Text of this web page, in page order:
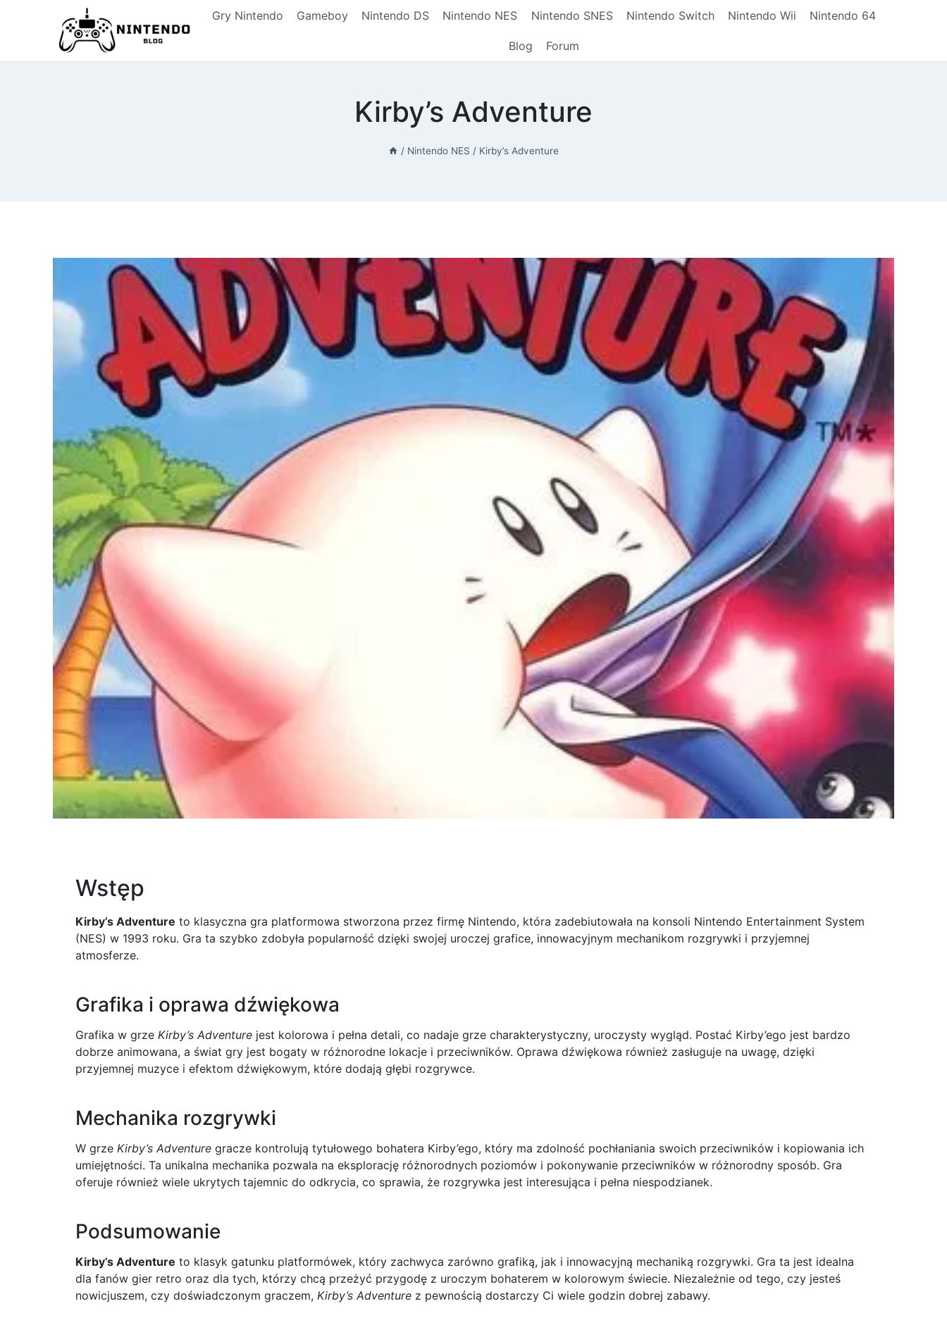
Gry Nintendo Gameboy Nintendo DS Nintendo NES Nintendo SNES Nintendo Switch Nintendo Wii Nintendo 64
Blog Forum
Kirby’s Adventure
/ Nintendo NES / Kirby’s Adventure
Wstęp
Kirby’s Adventure to klasyczna gra platformowa stworzona przez firmę Nintendo, która zadebiutowała na konsoli Nintendo Entertainment System
(NES) w 1993 roku. Gra ta szybko zdobyła popularność dzięki swojej uroczej grafice, innowacyjnym mechanikom rozgrywki i przyjemnej
atmosferze.
Grafika i oprawa dźwiękowa
Grafika w grze Kirby’s Adventure jest kolorowa i pełna detali, co nadaje grze charakterystyczny, uroczysty wygląd. Postać Kirby’ego jest bardzo
dobrze animowana, a świat gry jest bogaty w różnorodne lokacje i przeciwników. Oprawa dźwiękowa również zasługuje na uwagę, dzięki
przyjemnej muzyce i efektom dźwiękowym, które dodają głębi rozgrywce.
Mechanika rozgrywki
W grze Kirby’s Adventure gracze kontrolują tytułowego bohatera Kirby’ego, który ma zdolność pochłaniania swoich przeciwników i kopiowania ich
umiejętności. Ta unikalna mechanika pozwala na eksplorację różnorodnych poziomów i pokonywanie przeciwników w różnorodny sposób. Gra
oferuje również wiele ukrytych tajemnic do odkrycia, co sprawia, że rozgrywka jest interesująca i pełna niespodzianek.
Podsumowanie
Kirby’s Adventure to klasyk gatunku platformówek, który zachwyca zarówno grafiką, jak i innowacyjną mechaniką rozgrywki. Gra ta jest idealna
dla fanów gier retro oraz dla tych, którzy chcą przeżyć przygodę z uroczym bohaterem w kolorowym świecie. Niezależnie od tego, czy jesteś
nowicjuszem, czy doświadczonym graczem, Kirby’s Adventure z pewnością dostarczy Ci wiele godzin dobrej zabawy.